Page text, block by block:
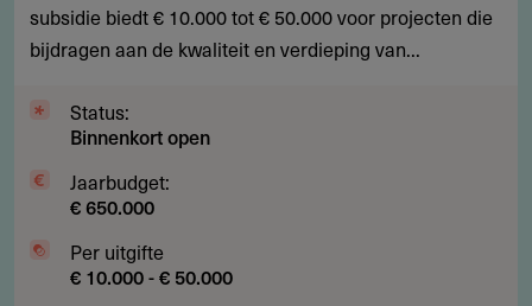
en
ontwerpers
subsidie biedt € 10.000 tot € 50.000 voor projecten die
bijdragen aan de kwaliteit en verdieping van...
Status:
Binnenkort open
Jaarbudget:
€ 650.000
Per uitgifte
€ 10.000 - € 50.000